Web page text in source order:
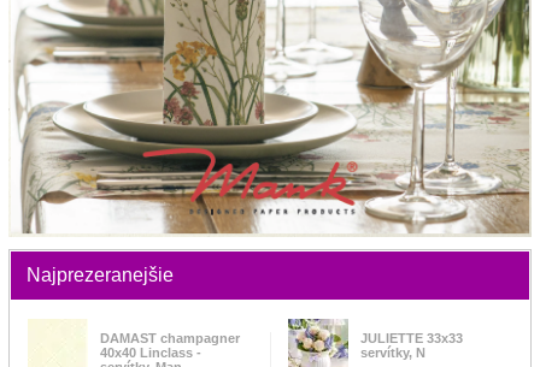
Najprezeranejšie
DAMAST champagner
40x40 Linclass -
JULIETTE 33x33
servítky, N